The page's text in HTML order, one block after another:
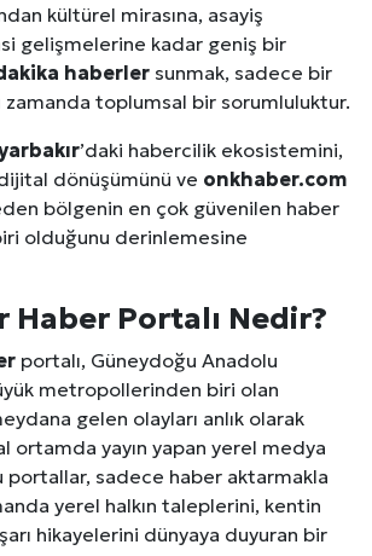
kültürel mirasına, asayiş
gelişmelerine kadar geniş bir
haberler sunmak, sadece bir
zamanda toplumsal bir sorumluluktur.
’daki habercilik ekosistemini,
dönüşümünü ve onkhaber.com
bölgenin en çok güvenilen haber
olduğunu derinlemesine
Haber Portalı Nedir?
portalı, Güneydoğu Anadolu
metropollerinden biri olan
gelen olayları anlık olarak
ortamda yayın yapan yerel medya
portallar, sadece haber aktarmakla
yerel halkın taleplerini, kentin
hikayelerini dünyaya duyuran bir